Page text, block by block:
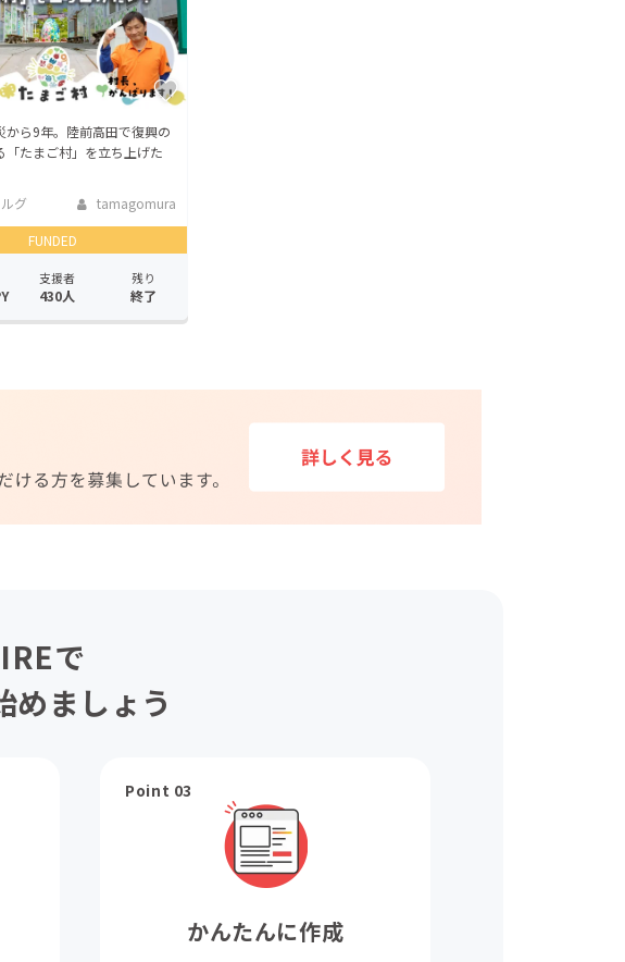
から9年。陸前高田で復興の
「たまご村」を立ち上げた
グ
tamagomura
FUNDED
支援者
430人
残り
終了
で
めましょう
Point 03
かんたんに作成